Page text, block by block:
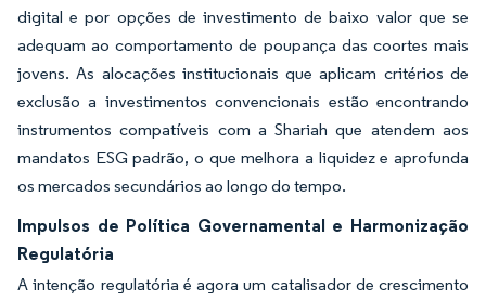
digital e por opções de investimento de baixo valor que se
adequam ao comportamento de poupança das coortes mais
jovens. As alocações institucionais que aplicam critérios de
exclusão a investimentos convencionais estão encontrando
instrumentos compatíveis com a Shariah que atendem aos
mandatos ESG padrão, o que melhora a liquidez e aprofunda
os mercados secundários ao longo do tempo.
Impulsos de Política Governamental e Harmonização
Regulatória
A intenção regulatória é agora um catalisador de crescimento